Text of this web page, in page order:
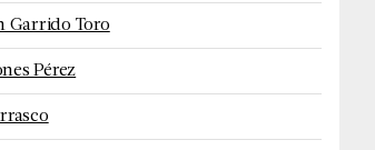
Garrido Toro
Pérez